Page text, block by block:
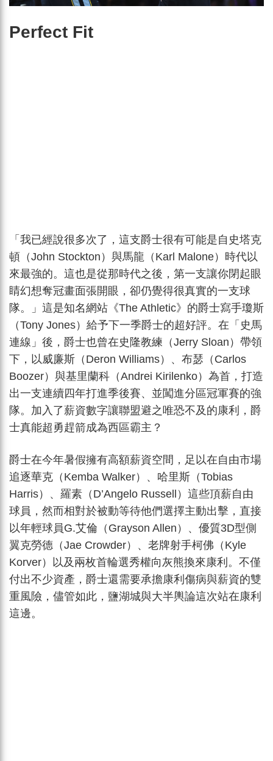
Perfect Fit
「我已經說很多次了，這支爵士很有可能是自史塔克
頓（John Stockton）與馬龍（Karl Malone）時代以
來最強的。這也是從那時代之後，第一支讓你閉起眼
睛幻想奪冠畫面張開眼，卻仍覺得很真實的一支球
隊。」這是知名網站《The Athletic》的爵士寫手瓊斯
（Tony Jones）給予下一季爵士的超好評。在「史馬
連線」後，爵士也曾在史隆教練（Jerry Sloan）帶領
下，以威廉斯（Deron Williams）、布瑟（Carlos
Boozer）與基里蘭科（Andrei Kirilenko）為首，打造
出一支連續四年打進季後賽、並闖進分區冠軍賽的強
隊。加入了薪資數字讓聯盟避之唯恐不及的康利，爵
士真能超勇趕箭成為西區霸主？
爵士在今年暑假擁有高額薪資空間，足以在自由市場
追逐華克（Kemba Walker）、哈里斯（Tobias
Harris）、羅素（D’Angelo Russell）這些頂薪自由
球員，然而相對於被動等待他們選擇主動出擊，直接
以年輕球員G.艾倫（Grayson Allen）、優質3D型側
翼克勞德（Jae Crowder）、老牌射手柯佛（Kyle
Korver）以及兩枚首輪選秀權向灰熊換來康利。不僅
付出不少資產，爵士還需要承擔康利傷病與薪資的雙
重風險，儘管如此，鹽湖城與大半輿論這次站在康利
這邊。